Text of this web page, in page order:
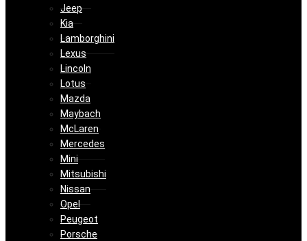
Jeep
Kia
Lamborghini
Lexus
Lincoln
Lotus
Mazda
Maybach
McLaren
Mercedes
Mini
Mitsubishi
Nissan
Opel
Peugeot
Porsche